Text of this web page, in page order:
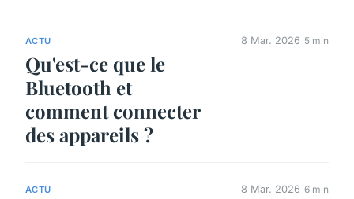
ACTU
Qu'est-ce que le
Bluetooth et
comment connecter
des appareils ?
8 Mar. 2026 5 min
ACTU 8 Mar. 2026 6 min